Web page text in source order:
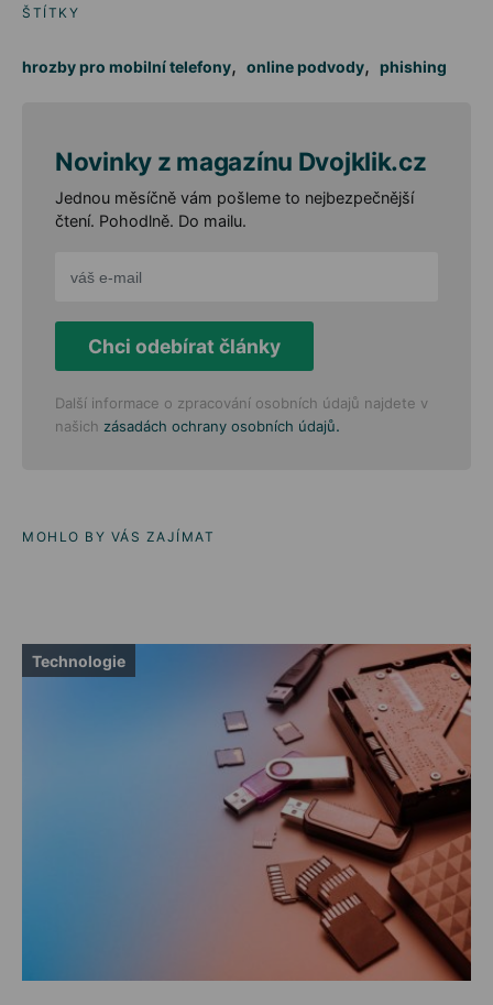
ŠTÍTKY
hrozby pro mobilní telefony, online podvody, phishing
Novinky z magazínu Dvojklik.cz
Jednou měsíčně vám pošleme to nejbezpečnější
čtení. Pohodlně. Do mailu.
Chci odebírat články
Další informace o zpracování osobních údajů najdete v
našich zásadách ochrany osobních údajů.
MOHLO BY VÁS ZAJÍMAT
Technologie